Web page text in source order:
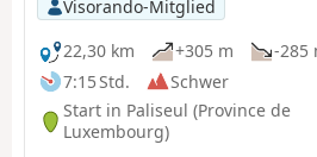
Visorando-Mitglied
22,30 km
+305 m
-285
7:15 Std.
Schwer
Start in Paliseul (Province de
Luxembourg)